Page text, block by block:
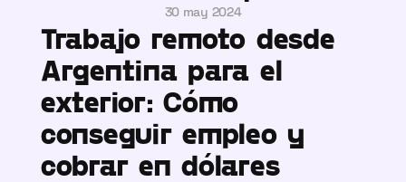
30 may 2024
Trabajo remoto desde
Argentina para el
exterior: Cómo
conseguir empleo y
cobrar en dólares